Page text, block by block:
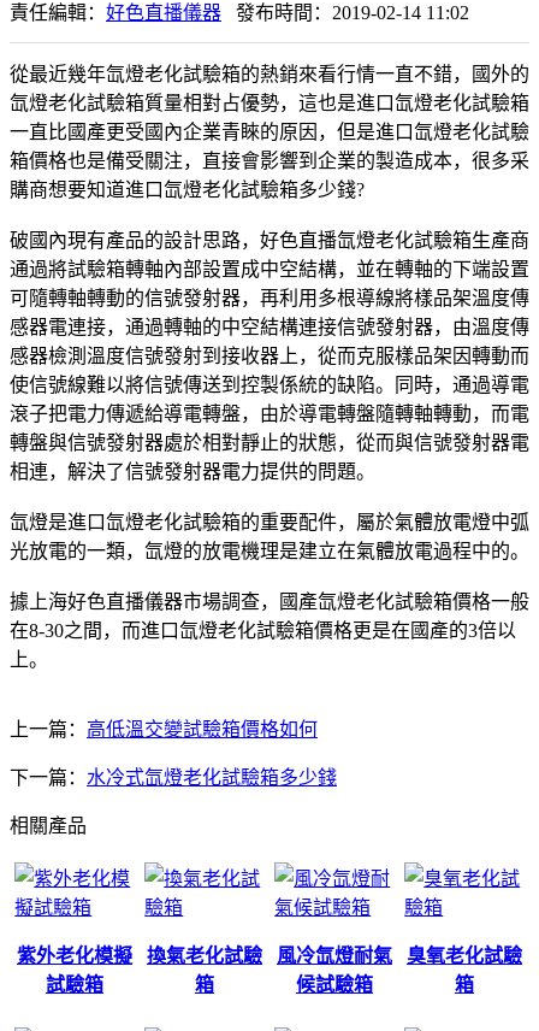
責任編輯： 好色直播儀器 發布時間：2019-02-14 11:02
從最近幾年氙燈老化試驗箱的熱銷來看行情一直不錯，國外的
氙燈老化試驗箱質量相對占優勢，這也是進口氙燈老化試驗箱
一直比國產更受國內企業青睞的原因，但是進口氙燈老化試驗
箱價格也是備受關注，直接會影響到企業的製造成本，很多采
購商想要知道進口氙燈老化試驗箱多少錢?
破國內現有產品的設計思路，好色直播氙燈老化試驗箱生產商
通過將試驗箱轉軸內部設置成中空結構，並在轉軸的下端設置
可隨轉軸轉動的信號發射器，再利用多根導線將樣品架溫度傳
感器電連接，通過轉軸的中空結構連接信號發射器，由溫度傳
感器檢測溫度信號發射到接收器上，從而克服樣品架因轉動而
使信號線難以將信號傳送到控製係統的缺陷。同時，通過導電
滾子把電力傳遞給導電轉盤，由於導電轉盤隨轉軸轉動，而電
轉盤與信號發射器處於相對靜止的狀態，從而與信號發射器電
相連，解決了信號發射器電力提供的問題。
氙燈是進口氙燈老化試驗箱的重要配件，屬於氣體放電燈中弧
光放電的一類，氙燈的放電機理是建立在氣體放電過程中的。
據上海好色直播儀器市場調查，國產氙燈老化試驗箱價格一般
在8-30之間，而進口氙燈老化試驗箱價格更是在國產的3倍以
上。
上一篇： 高低溫交變試驗箱價格如何
下一篇： 水冷式氙燈老化試驗箱多少錢
相關產品
紫外老化模擬
試驗箱
換氣老化試驗
箱
風冷氙燈耐氣
候試驗箱
臭氧老化試驗
箱